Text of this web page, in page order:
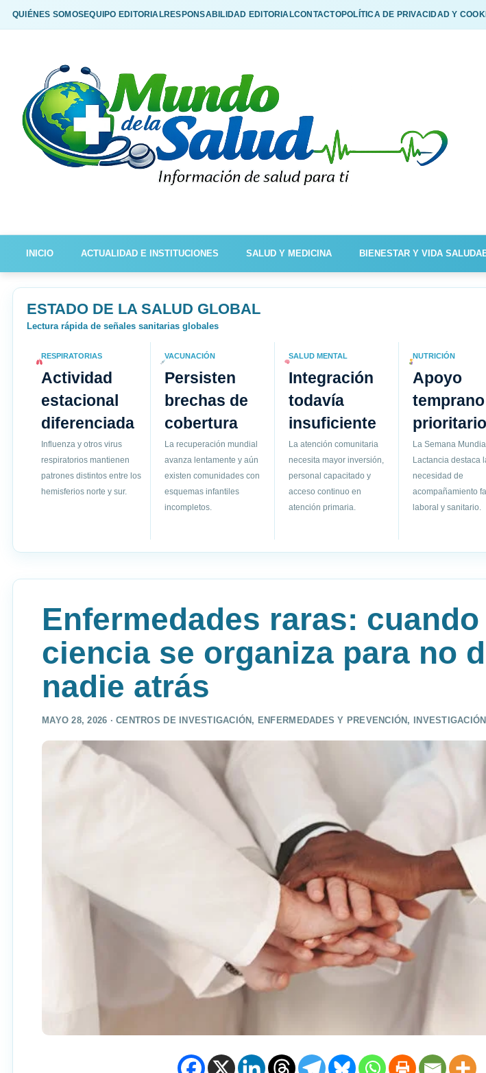
QUIÉNES SOMOSEQUIPO EDITORIALRESPONSABILIDAD EDITORIALCONTACTOPOLÍTICA DE PRIVACIDAD Y
INICIO ACTUALIDAD E INSTITUCIONES SALUD Y MEDICINA BIENESTAR Y VIDA
ESTADO DE LA SALUD GLOBAL
Lectura rápida de señales sanitarias globales
RESPIRATORIAS
Actividad
estacional
diferenciada
Influenza y otros virus
respiratorios mantienen
patrones distintos entre los
hemisferios norte y sur.
VACUNACIÓN
Persisten
brechas de
cobertura
La recuperación mundial
avanza lentamente y aún
existen comunidades con
esquemas infantiles
incompletos.
SALUD MENTAL
Integración
todavía
insuficiente
La atención comunitaria
necesita mayor inversión,
personal capacitado y
acceso continuo en
atención primaria.
NUTRICIÓN
Apoyo
temprano
prioritario
La Semana
Lactancia destaca
necesidad de
acompañamiento
laboral y sanitario.
Enfermedades raras:
ciencia se organiza para no
nadie atrás
MAYO 28, 2026 ·CENTROS DE INVESTIGACIÓN, ENFERMEDADES Y PREVENCIÓN, INVESTIGACIÓN